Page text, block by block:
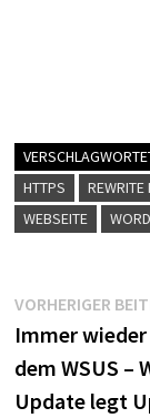
HTTPS
REWRITE
WEBSEITE
VORHERIGER
Immer
dem WSUS –
Update legt